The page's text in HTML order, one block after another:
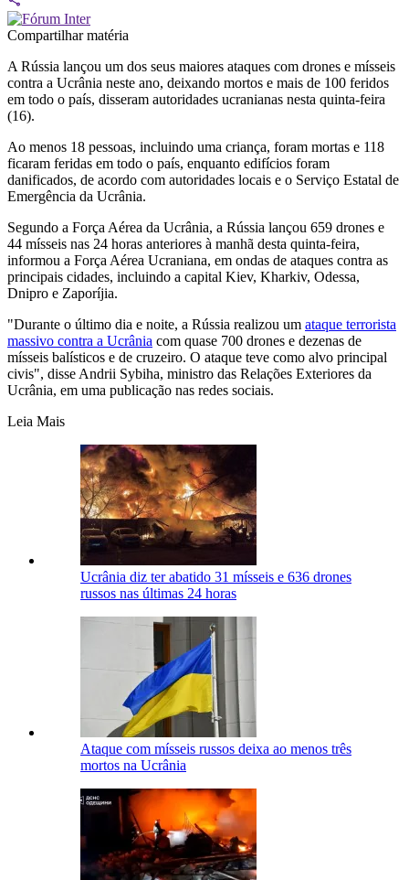
Compartilhar matéria
A Rússia lançou um dos seus maiores ataques com drones e mísseis
contra a Ucrânia neste ano, deixando mortos e mais de 100 feridos
em todo o país, disseram autoridades ucranianas nesta quinta-feira
(16).
Ao menos 18 pessoas, incluindo uma criança, foram mortas e 118
ficaram feridas em todo o país, enquanto edifícios foram
danificados, de acordo com autoridades locais e o Serviço Estatal de
Emergência da Ucrânia.
Segundo a Força Aérea da Ucrânia, a Rússia lançou 659 drones e
44 mísseis nas 24 horas anteriores à manhã desta quinta-feira,
informou a Força Aérea Ucraniana, em ondas de ataques contra as
principais cidades, incluindo a capital Kiev, Kharkiv, Odessa,
Dnipro e Zaporíjia.
"Durante o último dia e noite, a Rússia realizou um ataque terrorista
massivo contra a Ucrânia com quase 700 drones e dezenas de
mísseis balísticos e de cruzeiro. O ataque teve como alvo principal
civis", disse Andrii Sybiha, ministro das Relações Exteriores da
Ucrânia, em uma publicação nas redes sociais.
Leia Mais
Ucrânia diz ter abatido 31 mísseis e 636 drones
russos nas últimas 24 horas
Ataque com mísseis russos deixa ao menos três
mortos na Ucrânia